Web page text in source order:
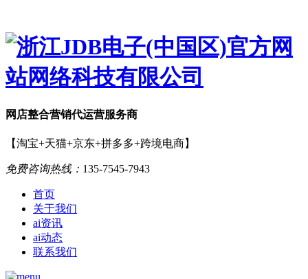
网店整合营销代运营服务商
【淘宝+天猫+京东+拼多多+跨境电商】
免费咨询热线： 135-7545-7943
首页
关于我们
ai资讯
ai动态
联系我们